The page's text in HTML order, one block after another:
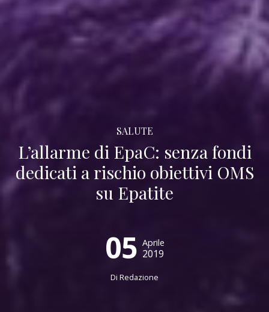
SALUTE
L’allarme di EpaC: senza fondi
dedicati a rischio obiettivi OMS
su Epatite
05 Aprile
2019
Di Redazione